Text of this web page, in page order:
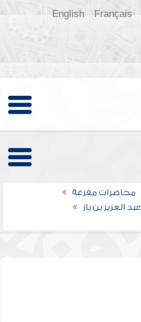
Français
English
محاضرات مفرغة
عبد العزيز بن باز